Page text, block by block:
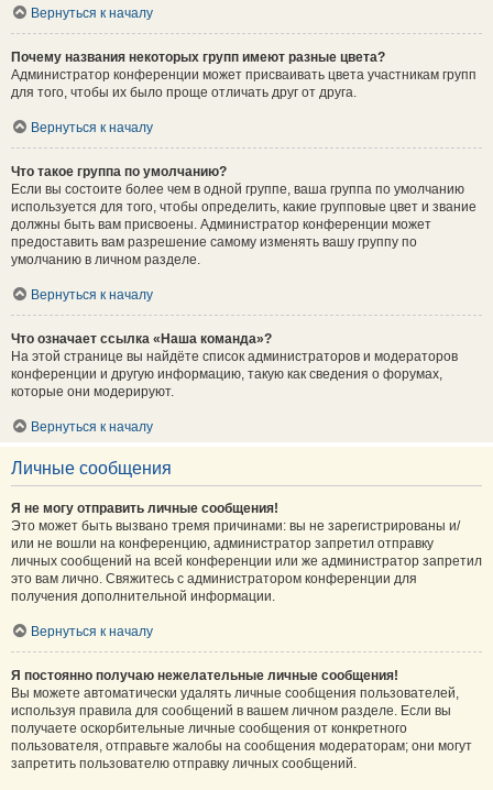
Вернуться к началу
Почему названия некоторых групп имеют разные цвета?
Администратор конференции может присваивать цвета участникам групп
для того, чтобы их было проще отличать друг от друга.
Вернуться к началу
Что такое группа по умолчанию?
Если вы состоите более чем в одной группе, ваша группа по умолчанию
используется для того, чтобы определить, какие групповые цвет и звание
должны быть вам присвоены. Администратор конференции может
предоставить вам разрешение самому изменять вашу группу по
умолчанию в личном разделе.
Вернуться к началу
Что означает ссылка «Наша команда»?
На этой странице вы найдёте список администраторов и модераторов
конференции и другую информацию, такую как сведения о форумах,
которые они модерируют.
Вернуться к началу
Личные сообщения
Я не могу отправить личные сообщения!
Это может быть вызвано тремя причинами: вы не зарегистрированы и/
или не вошли на конференцию, администратор запретил отправку
личных сообщений на всей конференции или же администратор запретил
это вам лично. Свяжитесь с администратором конференции для
получения дополнительной информации.
Вернуться к началу
Я постоянно получаю нежелательные личные сообщения!
Вы можете автоматически удалять личные сообщения пользователей,
используя правила для сообщений в вашем личном разделе. Если вы
получаете оскорбительные личные сообщения от конкретного
пользователя, отправьте жалобы на сообщения модераторам; они могут
запретить пользователю отправку личных сообщений.